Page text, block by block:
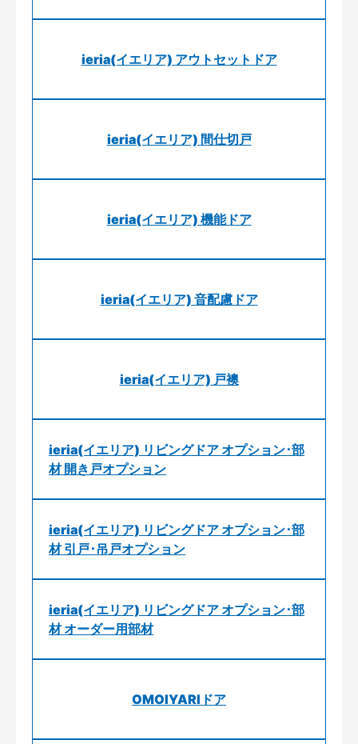
ieria(イエリア) アウトセットドア
ieria(イエリア) 間仕切戸
ieria(イエリア) 機能ドア
ieria(イエリア) 音配慮ドア
ieria(イエリア) 戸襖
ieria(イエリア) リビングドア オプション･部
材 開き戸オプション
ieria(イエリア) リビングドア オプション･部
材 引戸･吊戸オプション
ieria(イエリア) リビングドア オプション･部
材 オーダー用部材
OMOIYARIドア